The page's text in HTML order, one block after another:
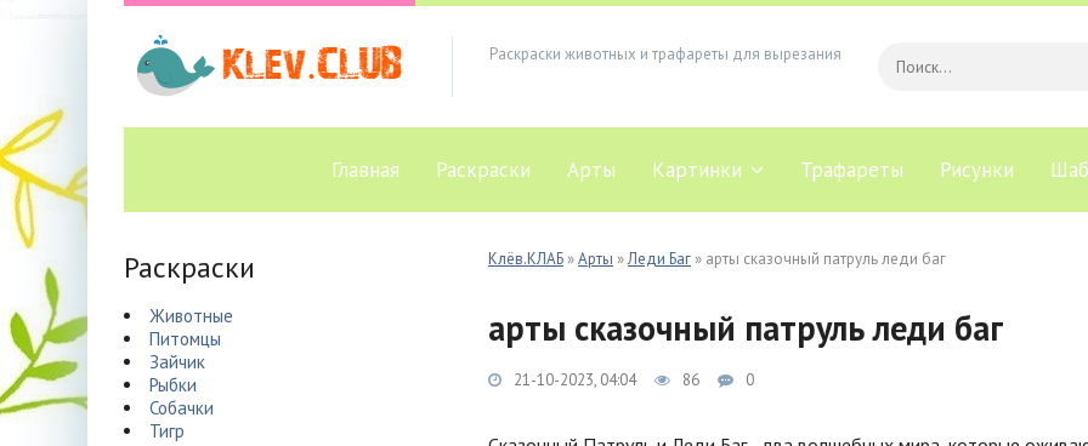
Раскраски животных и трафареты для вырезания
Главная Раскраски Арты Картинки Трафареты Рисунки
Клёв.КЛАБ »Арты »Леди Баг » арты сказочный патруль леди баг
арты сказочный патруль леди баг
21-10-2023, 04:04 86 0
Раскраски
Животные
Питомцы
Зайчик
Рыбки
Собачки
Тигр